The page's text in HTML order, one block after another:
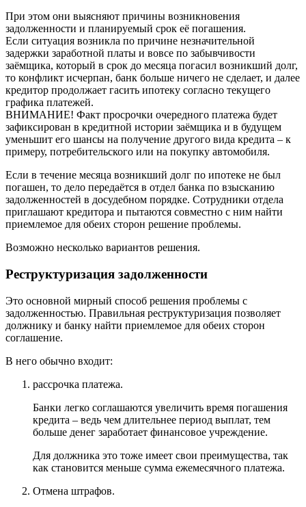
При этом они выясняют причины возникновения
задолженности и планируемый срок её погашения.
Если ситуация возникла по причине незначительной
задержки заработной платы и вовсе по забывчивости
заёмщика, который в срок до месяца погасил возникший долг,
то конфликт исчерпан, банк больше ничего не сделает, и далее
кредитор продолжает гасить ипотеку согласно текущего
графика платежей.
ВНИМАНИЕ! Факт просрочки очередного платежа будет
зафиксирован в кредитной истории заёмщика и в будущем
уменьшит его шансы на получение другого вида кредита – к
примеру, потребительского или на покупку автомобиля.
Если в течение месяца возникший долг по ипотеке не был
погашен, то дело передаётся в отдел банка по взысканию
задолженностей в досудебном порядке. Сотрудники отдела
приглашают кредитора и пытаются совместно с ним найти
приемлемое для обеих сторон решение проблемы.
Возможно несколько вариантов решения.
Реструктуризация задолженности
Это основной мирный способ решения проблемы с
задолженностью. Правильная реструктуризация позволяет
должнику и банку найти приемлемое для обеих сторон
соглашение.
В него обычно входит:
рассрочка платежа.
Банки легко соглашаются увеличить время погашения
кредита – ведь чем длительнее период выплат, тем
больше денег заработает финансовое учреждение.
Для должника это тоже имеет свои преимущества, так
как становится меньше сумма ежемесячного платежа.
Отмена штрафов.